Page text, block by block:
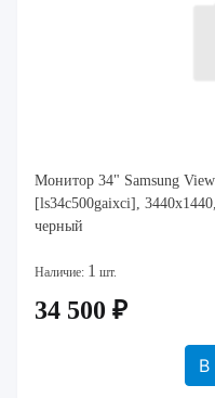
Монитор 34" Samsung
[ls34c500gaixci],
черный
Наличие: 1 шт.
34 500 ₽
В